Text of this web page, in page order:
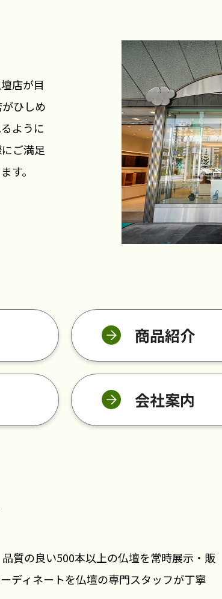
店が目
ひしめ
ように
ご満足
す。
商品紹介
会社案内
質の良い500本以上の仏壇を常時展示・販
ディネートを仏壇の専門スタッフが丁寧